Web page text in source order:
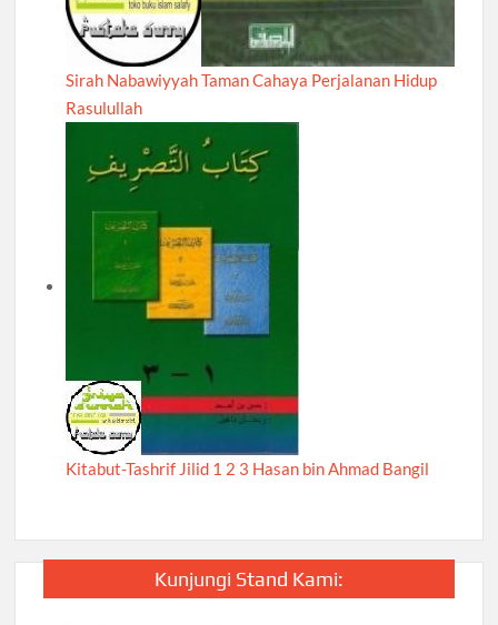
Sirah Nabawiyyah Taman Cahaya Perjalanan Hidup
Rasulullah
Kitabut-Tashrif Jilid 1 2 3 Hasan bin Ahmad Bangil
Kunjungi Stand Kami: